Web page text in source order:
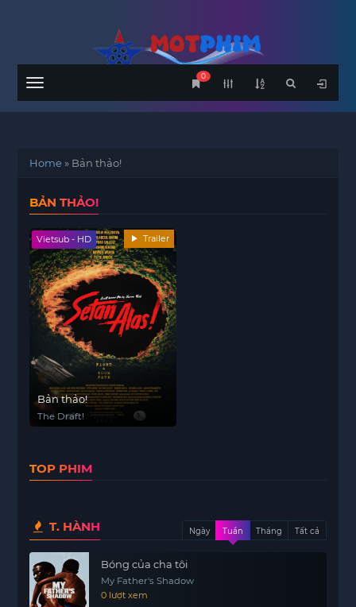
Menu
0
Home» Bản thảo!
BẢN THẢO!
Vietsub - HD Trailer
Bản thảo!
The Draft!
TOP PHIM
T. HÀNH Ngày Tuần Tháng Tất cả
Bóng của cha tôi
My Father's Shadow
0 lượt xem